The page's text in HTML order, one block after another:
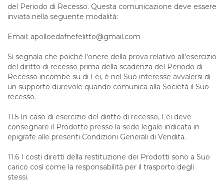
del Periodo di Recesso. Questa comunicazione deve essere
inviata nella seguente modalità:
Email: apolloedafnefelitto@gmail.com
Si segnala che poiché l'onere della prova relativo all'esercizio
del diritto di recesso prima della scadenza del Periodo di
Recesso incombe su di Lei, è nel Suo interesse avvalersi di
un supporto durevole quando comunica alla Società il Suo
recesso.
11.5 In caso di esercizio del diritto di recesso, Lei deve
consegnare il Prodotto presso la sede legale indicata in
epigrafe alle presenti Condizioni Generali di Vendita.
11.6 I costi diretti della restituzione dei Prodotti sono a Suo
carico così come la responsabilità per il trasporto degli
stessi.